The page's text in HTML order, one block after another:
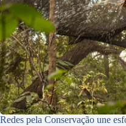
Redes pela Conservação une